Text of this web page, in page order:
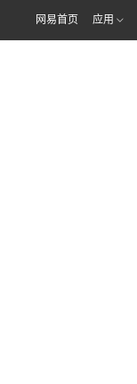
网易首页 应用